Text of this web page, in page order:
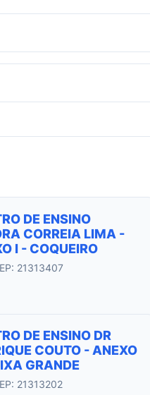
DE ENSINO
CORREIA LIMA -
I - COQUEIRO
21313407
DE ENSINO DR
COUTO - ANEXO
GRANDE
21313202